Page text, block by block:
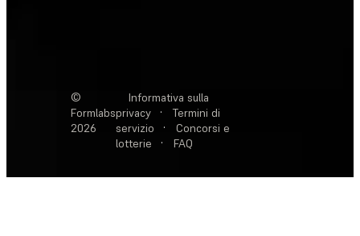
©
Formlabs
2026
Informativa sulla
privacy
·
Termini di
servizio
·
Concorsi e
lotterie
· FAQ